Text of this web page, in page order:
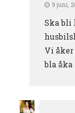
9 juni,
Ska bli
Vi åker
bla